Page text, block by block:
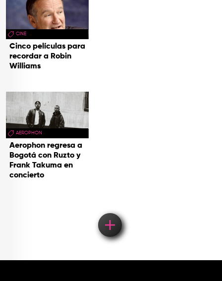
CINE
Cinco películas para
recordar a Robin
Williams
AEROPHON
Aerophon regresa a
Bogotá con Ruzto y
Frank Takuma en
concierto